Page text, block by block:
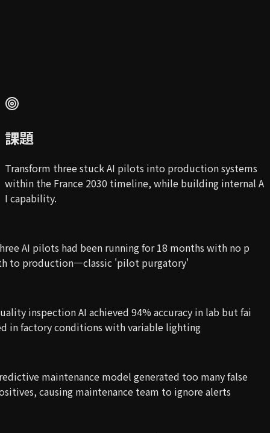
課題
Transform three stuck AI pilots into production systems
within the France 2030 timeline, while building internal A
I capability.
AI pilots had been running for 18 months with no p
to production—classic 'pilot purgatory'
inspection AI achieved 94% accuracy in lab but fai
in factory conditions with variable lighting
maintenance model generated too many false
causing maintenance team to ignore alerts